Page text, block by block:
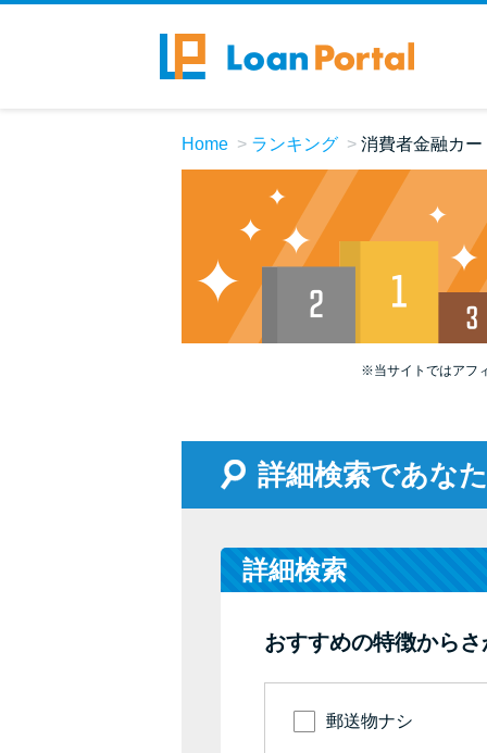
Home ランキング 消費者金融カ
※当サイトではアフ
詳細検索であな
詳細検索
おすすめの特徴からさ
郵送物ナシ